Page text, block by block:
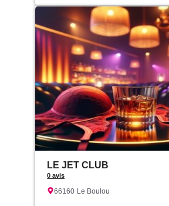
LE JET CLUB
0 avis
66160 Le Boulou